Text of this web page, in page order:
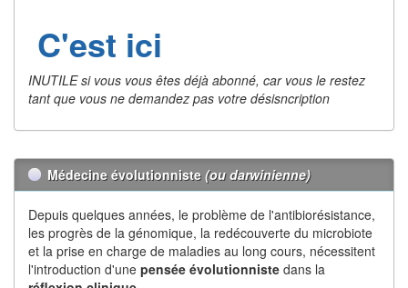
C'est ici
INUTILE si vous vous êtes déjà abonné, car vous le restez
tant que vous ne demandez pas votre désisncription
Médecine évolutionniste (ou darwinienne)
Depuis quelques années, le problème de l'antibiorésistance,
les progrès de la génomique, la redécouverte du microbiote
et la prise en charge de maladies au long cours, nécessitent
l'introduction d'une pensée évolutionniste dans la